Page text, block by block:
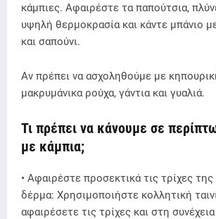
κάμπιες. Αφαιρέστε τα παπούτσια,
υψηλή θερμοκρασία και κάντε μπάνιο
και σαπούνι.
Αν πρέπει να ασχοληθούμε με
μακρυμάνικα ρούχα, γάντια και γυαλιά.
Τι πρέπει να κάνουμε σε
με κάμπια;
• Αφαιρέστε προσεκτικά τις τρίχες
δέρμα: Χρησιμοποιήστε κολλητική
αφαιρέσετε τις τρίχες και στη